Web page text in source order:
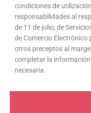
condiciones de
responsabilidades al
de 11 de julio, de
de Comercio Electrónico
otros preceptos al
completar la información
necesaria.